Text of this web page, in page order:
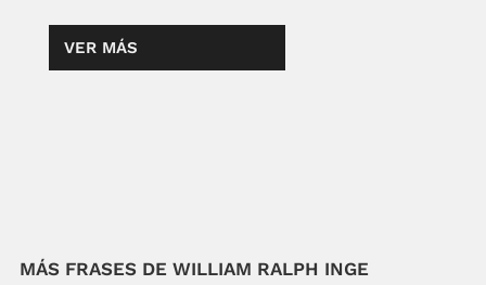
VER MÁS
MÁS FRASES DE WILLIAM RALPH INGE